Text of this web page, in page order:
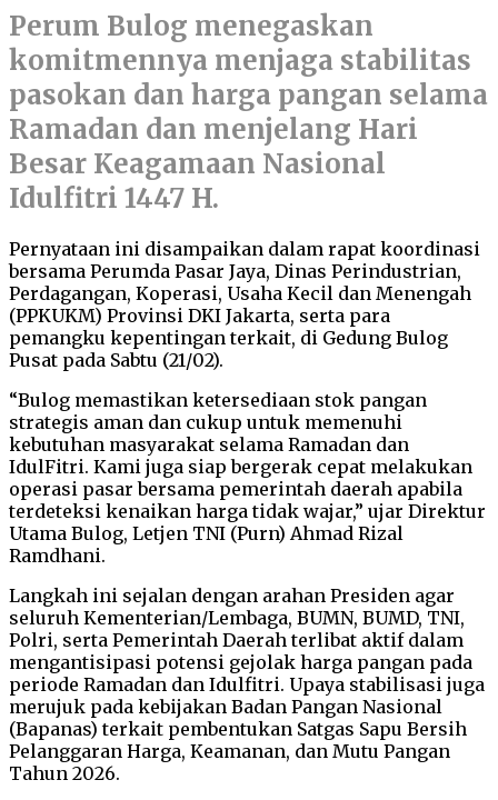
Perum Bulog menegaskan
komitmennya menjaga stabilitas
pasokan dan harga pangan selama
Ramadan dan menjelang Hari
Besar Keagamaan Nasional
Idulfitri 1447 H.
Pernyataan ini disampaikan dalam rapat koordinasi
bersama Perumda Pasar Jaya, Dinas Perindustrian,
Perdagangan, Koperasi, Usaha Kecil dan Menengah
(PPKUKM) Provinsi DKI Jakarta, serta para
pemangku kepentingan terkait, di Gedung Bulog
Pusat pada Sabtu (21/02).
“Bulog memastikan ketersediaan stok pangan
strategis aman dan cukup untuk memenuhi
kebutuhan masyarakat selama Ramadan dan
IdulFitri. Kami juga siap bergerak cepat melakukan
operasi pasar bersama pemerintah daerah apabila
terdeteksi kenaikan harga tidak wajar,” ujar Direktur
Utama Bulog, Letjen TNI (Purn) Ahmad Rizal
Ramdhani.
Langkah ini sejalan dengan arahan Presiden agar
seluruh Kementerian/Lembaga, BUMN, BUMD, TNI,
Polri, serta Pemerintah Daerah terlibat aktif dalam
mengantisipasi potensi gejolak harga pangan pada
periode Ramadan dan Idulfitri. Upaya stabilisasi juga
merujuk pada kebijakan Badan Pangan Nasional
(Bapanas) terkait pembentukan Satgas Sapu Bersih
Pelanggaran Harga, Keamanan, dan Mutu Pangan
Tahun 2026.